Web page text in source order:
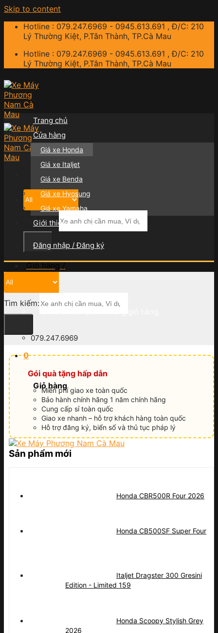
Skip to content
Hotline : 079.247.6969 - 0945.613.691 , Đ/C: 210
Lý Thường Kiệt, P.Tân Thành, TP.Cà Mau
Hotline : 079.247.6969 - 0945.613.691 , Đ/C: 210
Lý Thường Kiệt, P.Tân Thành, TP.Cà Mau
Tìm kiếm:
079.247.6969
0
Giỏ hàng
Chưa có sản phẩm trong giỏ hàng.
079.247.6969
Trang chủ
Cửa hàng
Giá xe Honda
Giá xe Italjet
Giá xe Benda
Giá xe Hyosung
Giá xe Yamaha
Giới thiệu
Đăng nhập / Đăng ký
Tìm kiếm:
Gói quà tặng hấp dẫn
Miễn phí giao xe toàn quốc
Bảo hành chính hãng 1 năm chính hãng
Cung cấp sỉ toàn quốc
Giao xe nhanh – hỗ trợ khách hàng toàn quốc
Hỗ trợ đăng ký, biển số và thủ tục pháp lý
Sản phẩm mới
Honda CBR500R Four 2026
Honda CB500SF Super Four
Italjet Dragster 300 Gresini
Edition - Limited 159
Honda Scoopy Stylish Grey
2026